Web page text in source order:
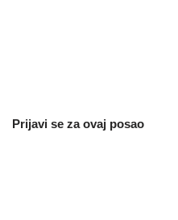
Prijavi se za ovaj posao